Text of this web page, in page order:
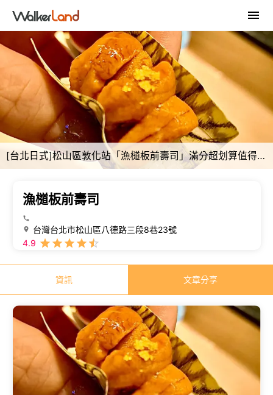
[台北日式]松山區敦化站「漁檤板前壽司」滿分超划算值得專程前來的無菜單板前料理店/入口驚艷的獨特調味手法/100分食材新鮮料理手法整體氛圍/附菜單
漁檤板前壽司
台灣台北市松山區八德路三段8巷23號
4.9
資訊 文章分享